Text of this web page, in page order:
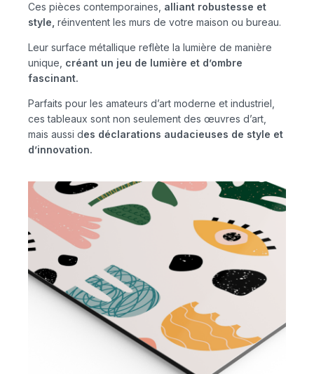
Ces pièces contemporaines, alliant robustesse et
style, réinventent les murs de votre maison ou bureau.
Leur surface métallique reflète la lumière de manière
unique, créant un jeu de lumière et d’ombre
fascinant.
Parfaits pour les amateurs d’art moderne et industriel,
ces tableaux sont non seulement des œuvres d’art,
mais aussi des déclarations audacieuses de style et
d’innovation.